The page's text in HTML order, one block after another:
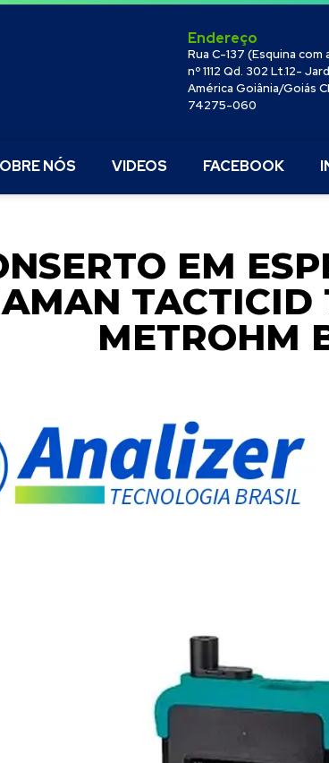
Endereço
Rua C-137 (Esquina com
nº 1112 Qd. 302 Lt.12-
América Goiânia/Goiás
74275-060
NÓS VIDEOS FACEBOOK
EM
TACTICID
METROHM